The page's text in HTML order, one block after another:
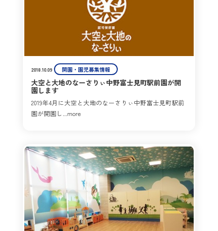
2018.10.09 開園・園児募集情報
大空と大地のなーさりぃ中野富士見町駅前園が開
園します
2019年4月に大空と大地のなーさりぃ中野富士見町駅前
園が開園し...more